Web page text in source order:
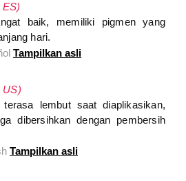
ES)
baik, memiliki pigmen yang
hari.
Tampilkan asli
US)
terasa lembut saat diaplikasikan,
dibersihkan dengan pembersih
Tampilkan asli